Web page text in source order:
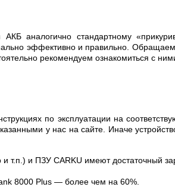
аналогично стандартному
эффективно и правильно.
рекомендуем ознакомиться с
по эксплуатации на
у нас на сайте. Иначе
т.п.) и ПЗУ CARKU имеют достаточный
8000 Plus — более чем на 60%.